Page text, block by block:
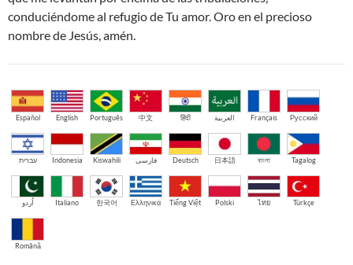
conduciéndome al refugio de Tu amor. Oro en el precioso
nombre de Jesús, amén.
Español English Português 中文 हिंदी العربية Français Русский
עברית Indonesia Kiswahili فارسی Deutsch 日本語 বাংলা Tagalog
اُردو Italiano 한국어 Ελληνικά Tiếng Việt Polski ไทย Türkçe
Română